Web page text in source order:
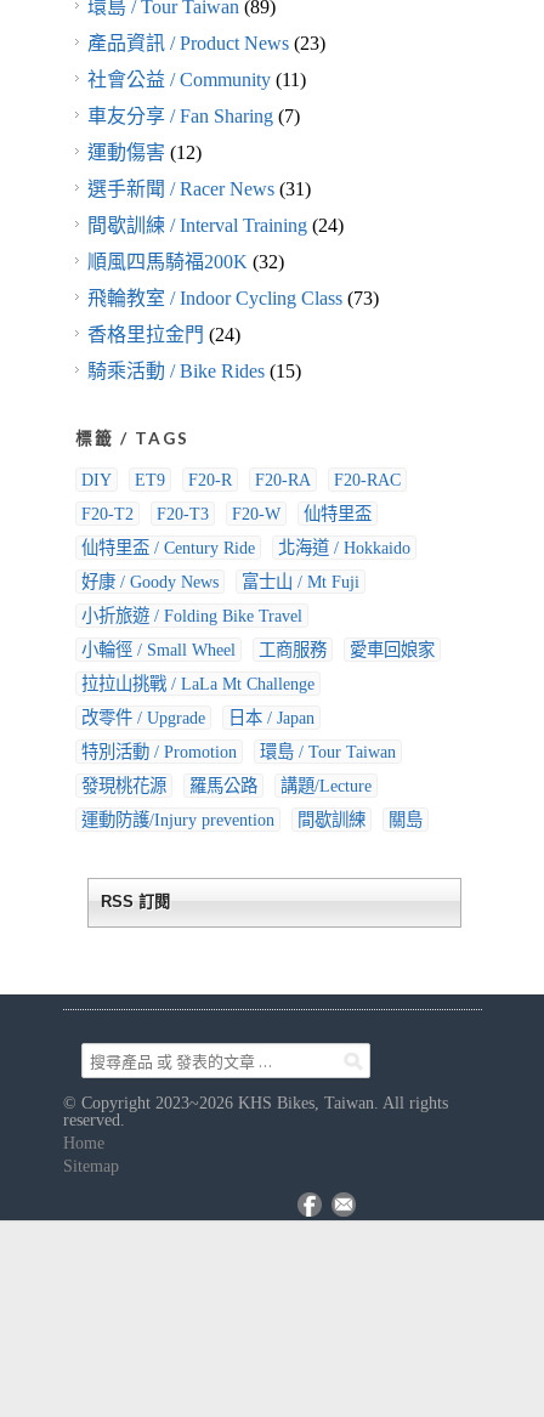
環島 / Tour Taiwan (89)
產品資訊 / Product News(23)
社會公益 / Community(11)
車友分享 / Fan Sharing(7)
運動傷害(12)
選手新聞 / Racer News(31)
間歇訓練 / Interval Training(24)
順風四馬騎福200K (32)
飛輪教室 / Indoor Cycling Class(73)
香格里拉金門 (24)
騎乘活動 / Bike Rides(15)
標籤 / TAGS
DIY ET9 F20-R F20-RA
F20-RAC
F20-T2
F20-T3 F20-W
仙特里盃
仙特里盃 / Century Ride
北海道 / Hokkaido
好康 / Goody News
富士山 / Mt Fuji
小折旅遊 / Folding Bike Travel
小輪徑 / Small Wheel
工商服務
愛車回娘家
拉拉山挑戰 / LaLa Mt Challenge
改零件 / Upgrade
日本 / Japan
特別活動 / Promotion
環島 / Tour Taiwan
發現桃花源
羅馬公路
講題/Lecture
運動防護/Injury prevention
間歇訓練 關島
RSS 訂閱
© Copyright 2023~2026 KHS Bikes, Taiwan. All rights
reserved.
Home
Sitemap